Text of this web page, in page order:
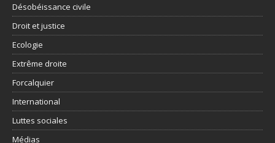
Désobéissance civile
Droit et justice
Ecologie
Extrême droite
Forcalquier
International
Luttes sociales
Médias